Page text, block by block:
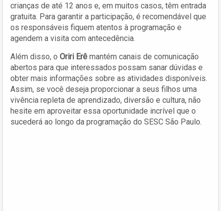
crianças de até 12 anos e, em muitos casos, têm entrada
gratuita. Para garantir a participação, é recomendável que
os responsáveis fiquem atentos à programação e
agendem a visita com antecedência.
Além disso, o Oriri Erê mantém canais de comunicação
abertos para que interessados possam sanar dúvidas e
obter mais informações sobre as atividades disponíveis.
Assim, se você deseja proporcionar a seus filhos uma
vivência repleta de aprendizado, diversão e cultura, não
hesite em aproveitar essa oportunidade incrível que o
sucederá ao longo da programação do SESC São Paulo.